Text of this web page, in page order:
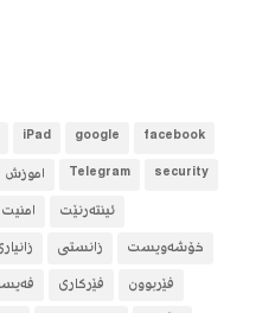
facebook
google
iPad
security
Telegram آموزش
ئینتەرنێت
امنیت
خۆشەویست
زانستی
فێربوون
فێرکاری